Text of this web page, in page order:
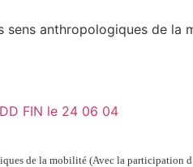
sens anthropologiques de la
FIN le 24 06 04
de la mobilité (Avec la participation